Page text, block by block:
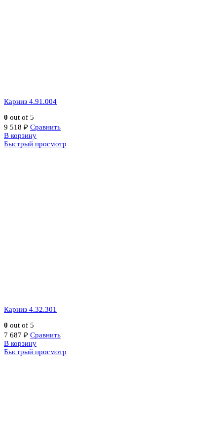
Карниз 4.91.004
0 out of 5
9 518 ₽ Сравнить
В корзину
Быстрый просмотр
Карниз 4.32.301
0 out of 5
7 687 ₽ Сравнить
В корзину
Быстрый просмотр